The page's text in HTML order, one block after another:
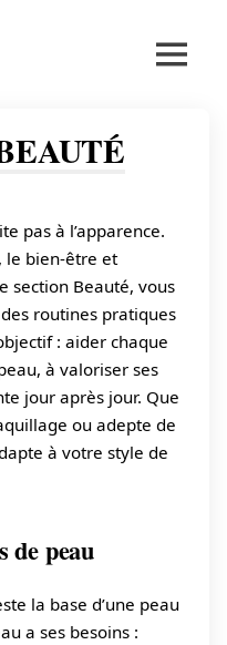
Menu
pas à l’apparence.
le bien-être et
section Beauté, vous
routines pratiques
: aider chaque
à valoriser ses
jour après jour. Que
ou adepte de
à votre style de
de peau
la base d’une peau
a ses besoins :